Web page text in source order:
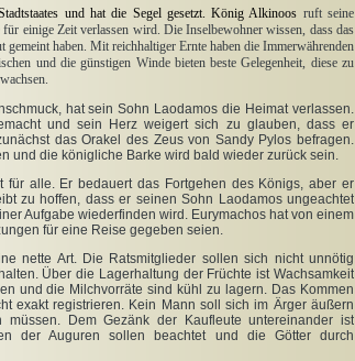
und hat die Segel gesetzt. König Alkinoos ruft seine
einige Zeit verlassen wird. Die Inselbewohner wissen, dass das
haben. Mit reichhaltiger Ernte haben die Immerwährenden
und die günstigen Winde bieten beste Gelegenheit, diese zu
hat sein Sohn Laodamos die Heimat verlassen.
und sein Herz weigert sich zu glauben, dass er
das Orakel des Zeus von Sandy Pylos befragen.
und die königliche Barke wird bald wieder zurück sein.
für alle. Er bedauert das Fortgehen des Königs, aber er
zu hoffen, dass er seinen Sohn Laodamos ungeachtet
Aufgabe wiederfinden wird. Eurymachos hat von einem
für eine Reise gegeben seien.
nette Art. Die Ratsmitglieder sollen sich nicht unnötig
Über die Lagerhaltung der Früchte ist Wachsamkeit
und die Milchvorräte sind kühl zu lagern. Das Kommen
exakt registrieren. Kein Mann soll sich im Ärger äußern
Dem Gezänk der Kaufleute untereinander ist
der Auguren sollen beachtet und die Götter durch